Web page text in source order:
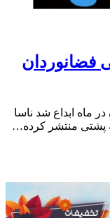
فضانوردان
ماه ابداع شد ناسا
پشتی منتشر کرده…